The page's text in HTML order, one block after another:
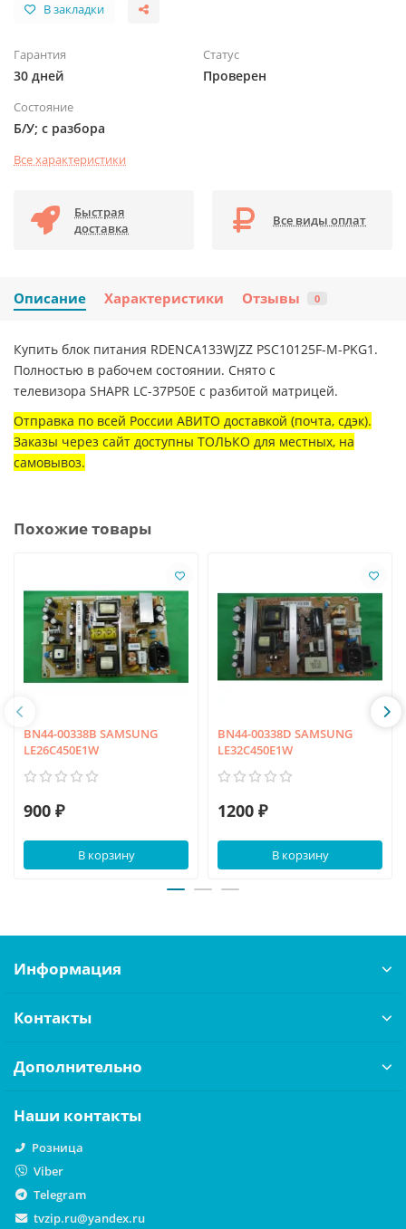
В закладки
Гарантия
30 дней
Статус
Проверен
Состояние
Б/У; с разбора
Все характеристики
Быстрая
доставка
Все виды оплат
Описание Характеристики Отзывы 0
Купить блок питания RDENCA133WJZZ PSC10125F-M-PKG1.
Полностью в рабочем состоянии. Снято с
телевизора SHAPR LC-37P50E с разбитой матрицей.
Отправка по всей России АВИТО доставкой (почта, сдэк).
Заказы через сайт доступны ТОЛЬКО для местных, на
самовывоз.
Похожие товары
BN44-00338B SAMSUNG
LE26C450E1W
900 ₽
В корзину
BN44-00338D SAMSUNG
LE32C450E1W
1200 ₽
В корзину
Информация
Контакты
Дополнительно
Наши контакты
Розница
Viber
Telegram
tvzip.ru@yandex.ru